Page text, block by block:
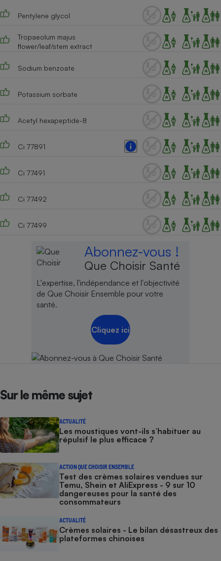
Pentylene glycol
Tropaeolum majus
flower/leaf/stem extract
Sodium benzoate
Potassium sorbate
Acetyl hexapeptide-8
Ci 77891
Ci 77491
Ci 77492
Ci 77499
Abonnez-vous !
Que Choisir Santé
L'expertise, l'indépendance et l'objectivité
de Que Choisir Ensemble pour votre
santé.
Cliquez ici
Sur le même sujet
ACTUALITÉ
Les moustiques vont-ils s’habituer au
répulsif le plus efficace ?
ACTION QUE CHOISIR ENSEMBLE
Test des crèmes solaires vendues sur
Temu, Shein et AliExpress - 9 sur 10
dangereuses pour la santé des
consommateurs
ACTUALITÉ
Crèmes solaires - Le bilan désastreux des
plateformes chinoises